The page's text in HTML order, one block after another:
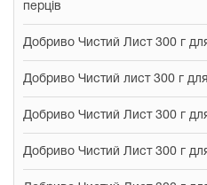
перців
Добриво Чистий Лист 300 г
Добриво Чистий лист 300 г
Добриво Чистий Лист 300 г
Добриво Чистий Лист 300 г